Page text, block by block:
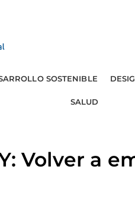
SOSTENIBLE
SALUD
Volver a